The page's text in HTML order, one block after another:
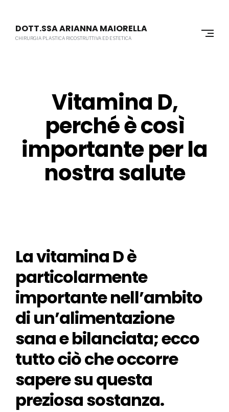
contentDOTT.SSA ARIANNA MAIORELLA
CHIRURGIA PLASTICA RICOSTRUTTIVA ED ESTETICA
Vitamina D,
perché è così
importante per la
nostra salute
La vitamina D è
particolarmente
importante nell’ambito
di un’alimentazione
sana e bilanciata; ecco
tutto ciò che occorre
sapere su questa
preziosa sostanza.